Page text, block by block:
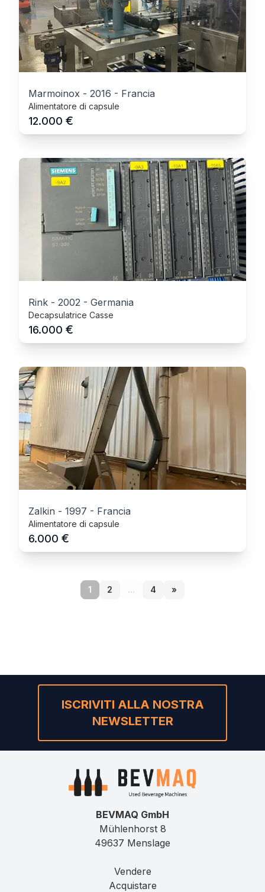
Marmoinox - 2016 - Francia
Alimentatore di capsule
12.000 €
Rink - 2002 - Germania
Decapsulatrice Casse
16.000 €
Zalkin - 1997 - Francia
Alimentatore di capsule
6.000 €
1 2 ... 4 »
ISCRIVITI ALLA NOSTRA
NEWSLETTER
BEVMAQ GmbH
Mühlenhorst 8
49637 Menslage
Vendere
Acquistare